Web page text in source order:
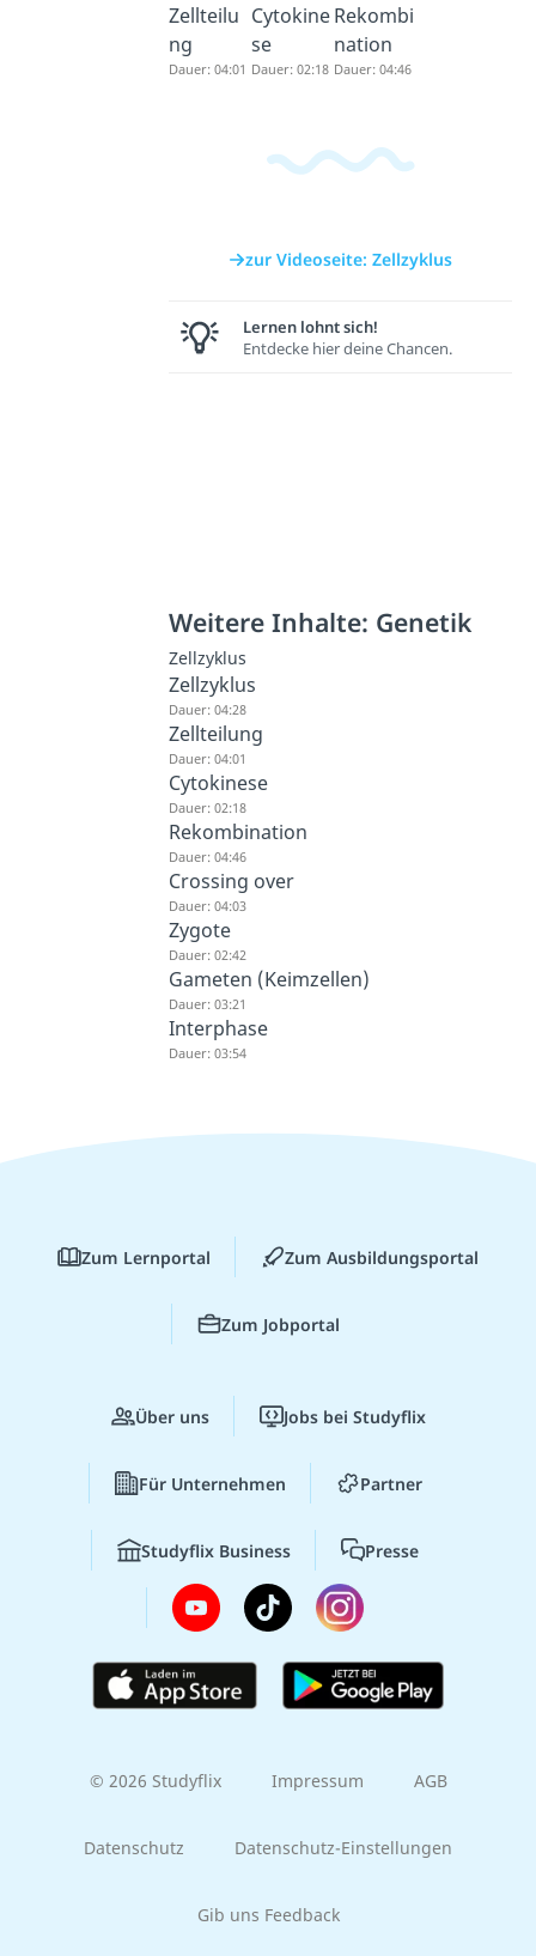
Zellteilu
ng
Dauer: 04:01
Cytokine
se
Dauer: 02:18
Rekombi
nation
Dauer: 04:46
zur Videoseite: Zellzyklus
Lernen lohnt sich!
Entdecke hier deine Chancen.
Weitere Inhalte: Genetik
Zellzyklus
Zellzyklus
Dauer: 04:28
Zellteilung
Dauer: 04:01
Cytokinese
Dauer: 02:18
Rekombination
Dauer: 04:46
Crossing over
Dauer: 04:03
Zygote
Dauer: 02:42
Gameten (Keimzellen)
Dauer: 03:21
Interphase
Dauer: 03:54
Zum Lernportal Zum Ausbildungsportal
Zum Jobportal
Über uns Jobs bei Studyflix
Für Unternehmen Partner
Studyflix Business Presse
© 2026 Studyflix Impressum AGB
Datenschutz Datenschutz-Einstellungen
Gib uns Feedback